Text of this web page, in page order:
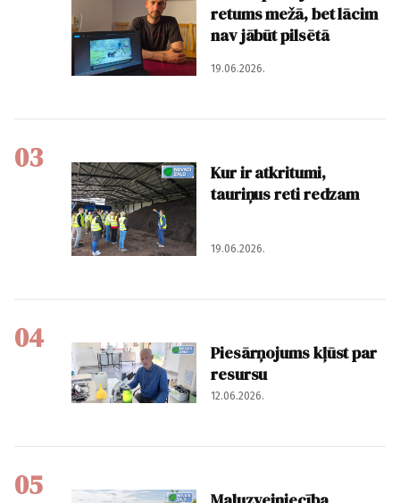
retums mežā, bet lācim
nav jābūt pilsētā
19.06.2026.
03
Kur ir atkritumi,
tauriņus reti redzam
19.06.2026.
04
Piesārņojums kļūst par
resursu
12.06.2026.
05